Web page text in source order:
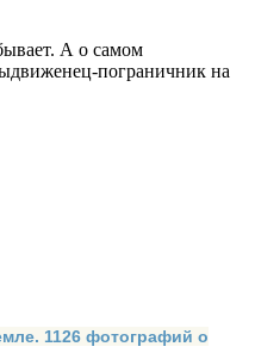
А о самом
погра­ничник на
1126 фотографий о